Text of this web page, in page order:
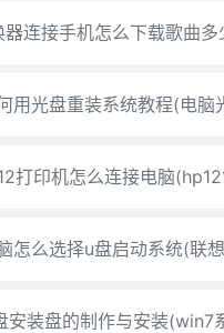
器连接手机怎么下载歌曲
用光盘重装系统教程(电脑
打印机怎么连接电脑
怎么选择u盘启动系统(联
安装盘的制作与安装(win7